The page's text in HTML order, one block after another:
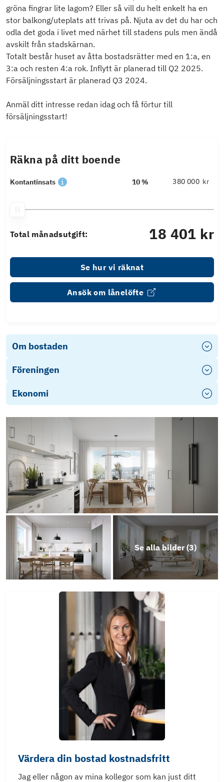
gröna fingrar lite lagom? Eller så vill du helt enkelt ha en
stor balkong/uteplats att trivas på. Njuta av det du har och
odla det goda i livet med närhet till stadens puls men ändå
avskilt från stadskärnan.
Totalt består huset av åtta bostadsrätter med en 1:a, en
3:a och resten 4:a rok. Inflytt är planerad till Q2 2025.
Försäljningsstart är planerad Q3 2024.
Anmäl ditt intresse redan idag och få förtur till
försäljningsstart!
Räkna på ditt boende
Kontantinsats 10 % kr
Total månadsutgift: 18 401 kr
Se hur vi räknat
Ansök om lånelöfte
Om bostaden
Föreningen
Ekonomi
Se alla bilder (3)
Värdera din bostad kostnadsfritt
Jag eller någon av mina kollegor som kan just ditt